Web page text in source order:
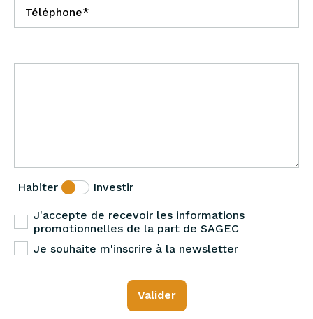
Habiter Investir
J'accepte de recevoir les informations
promotionnelles de la part de SAGEC
Je souhaite m'inscrire à la newsletter
Valider